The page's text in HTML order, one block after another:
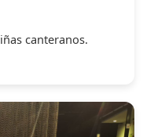
canteranos.